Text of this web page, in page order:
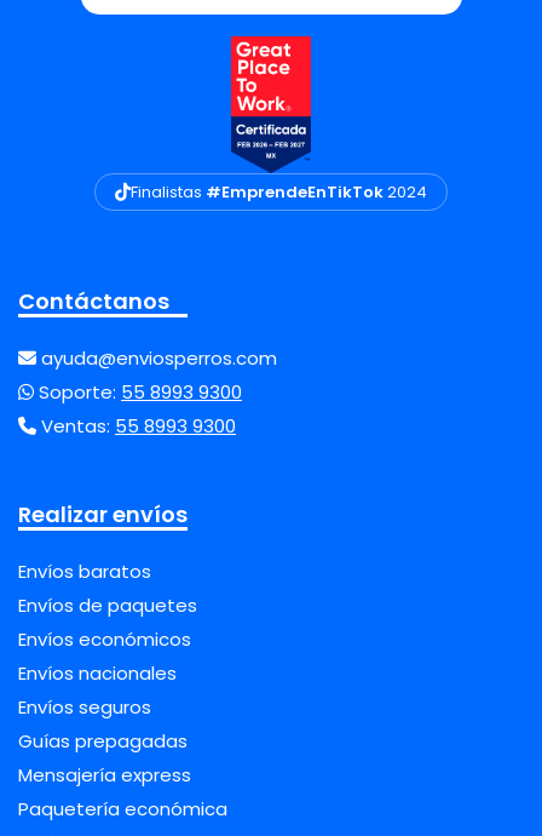
Finalistas #EmprendeEnTikTok2024
Contáctanos
ayuda@enviosperros.com
Soporte: 55 8993 9300
Ventas: 55 8993 9300
Realizar envíos
Envíos baratos
Envíos de paquetes
Envíos económicos
Envíos nacionales
Envíos seguros
Guías prepagadas
Mensajería express
Paquetería económica